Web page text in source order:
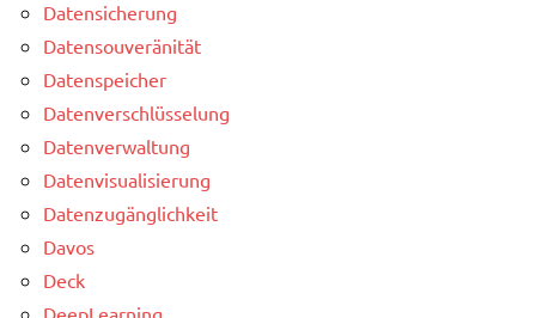
Datensicherung
Datensouveränität
Datenspeicher
Datenverschlüsselung
Datenverwaltung
Datenvisualisierung
Datenzugänglichkeit
Davos
Deck
DeepLearning